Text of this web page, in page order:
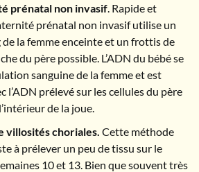
prénatal non invasif . Rapide et
prénatal non invasif utilise un
la femme enceinte et un frottis de
du père possible. L’ADN du bébé se
sanguine de la femme et est
l’ADN prélevé sur les cellules du père
de la joue.
villosités choriales. Cette méthode
à prélever un peu de tissu sur le
10 et 13. Bien que souvent très